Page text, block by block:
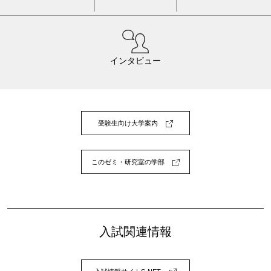
インタビュー
受験生向け大学案内
このゼミ・研究室の学部
入試関連情報